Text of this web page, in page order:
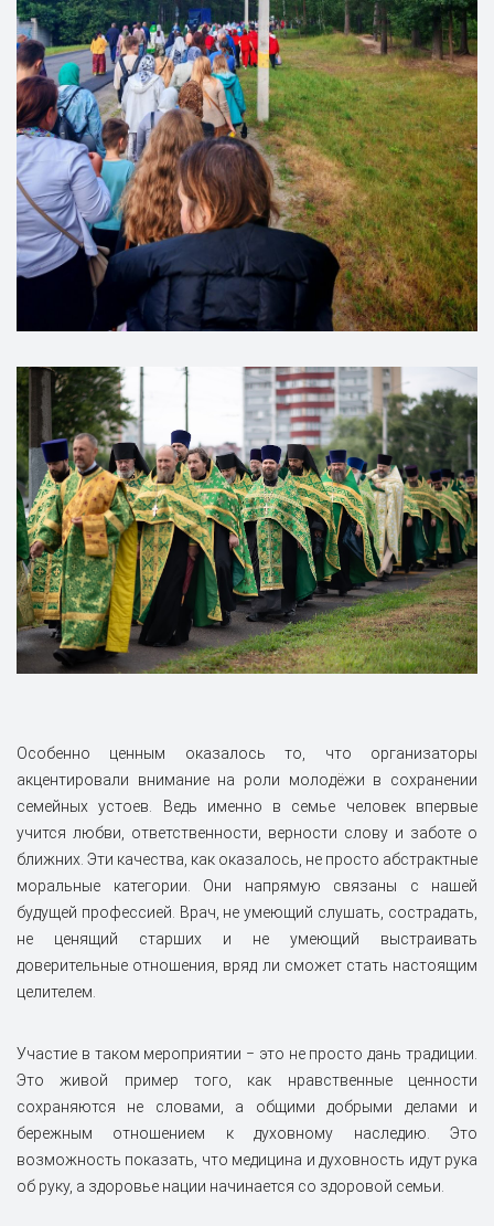
Особенно ценным оказалось то, что организаторы
акцентировали внимание на роли молодёжи в сохранении
семейных устоев. Ведь именно в семье человек впервые
учится любви, ответственности, верности слову и заботе о
ближних. Эти качества, как оказалось, не просто абстрактные
моральные категории. Они напрямую связаны с нашей
будущей профессией. Врач, не умеющий слушать, сострадать,
не ценящий старших и не умеющий выстраивать
доверительные отношения, вряд ли сможет стать настоящим
целителем.
Участие в таком мероприятии ‒ это не просто дань традиции.
Это живой пример того, как нравственные ценности
сохраняются не словами, а общими добрыми делами и
бережным отношением к духовному наследию. Это
возможность показать, что медицина и духовность идут рука
об руку, а здоровье нации начинается со здоровой семьи.